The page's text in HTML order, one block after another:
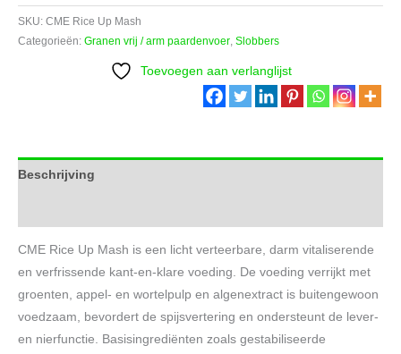
Up
Mash
SKU: CME Rice Up Mash
Categorieën: Granen vrij / arm paardenvoer Slobbers
Toevoegen aan verlanglijst
Beschrijving
CME Rice Up Mash is een licht verteerbare, darm vitaliserende
en verfrissende kant-en-klare voeding. De voeding verrijkt met
groenten, appel- en wortelpulp en algenextract is buitengewoon
voedzaam, bevordert de spijsvertering en ondersteunt de lever-
en nierfunctie. Basisingrediënten zoals gestabiliseerde